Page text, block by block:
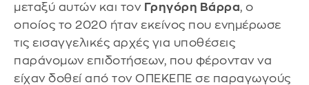
μεταξύ αυτών και τον Γρηγόρη Βάρρα, ο
οποίος το 2020 ήταν εκείνος που ενημέρωσε
τις εισαγγελικές αρχές για υποθέσεις
παράνομων επιδοτήσεων, που φέρονταν να
είχαν δοθεί από τον ΟΠΕΚΕΠΕ σε παραγωγούς